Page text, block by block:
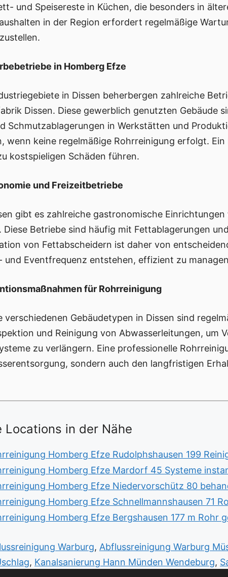
und Speisereste in Küchen, die besonders in
in der Region erfordert regelmäßige
in Homberg Efze
in Dissen beherbergen zahlreiche
Dissen. Diese gewerblich genutzten
Schmutzablagerungen in Werkstätten und
wenn keine regelmäßige Rohrreinigung erfolgt.
kostspieligen Schäden führen.
und Freizeitbetriebe
gibt es zahlreiche gastronomische
Diese Betriebe sind häufig mit Fettablagerungen
von Fettabscheidern ist daher von
und Eventfrequenz entstehen, effizient zu
für Rohrreinigung
verschiedenen Gebäudetypen in Dissen sind
und Reinigung von Abwasserleitungen, um
zu verlängern. Eine professionelle
sondern auch den langfristigen
Locations in der Nähe
Homberg Efze Rudolphshausen 199
Homberg Efze Mardorf 45 Systeme
Homberg Efze Niedervorschütz 80
Homberg Efze Schnellmannshausen 71
Homberg Efze Bergshausen 177 m Rohr
Warburg, Abflussreinigung Warburg
, Kanalsanierung Hann Münden Wendeburg,